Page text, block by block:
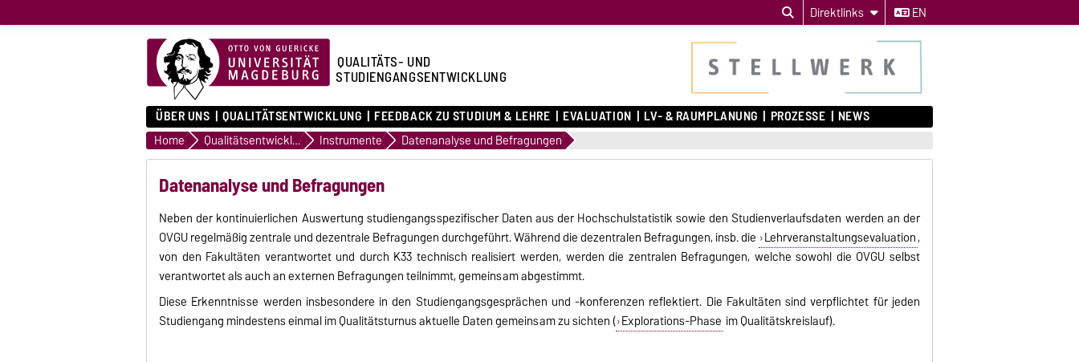
Direktlinks EN
QUALITÄTS- UND
STUDIENGANGSENTWICKLUNG
ÜBER UNS QUALITÄTSENTWICKLUNG FEEDBACK ZU STUDIUM & LEHRE EVALUATION LV- & RAUMPLANUNG PROZESSE NEWS
Home Qualitätsentwicklung Instrumente Datenanalyse und Befragungen
Datenanalyse und Befragungen
Neben der kontinuierlichen Auswertung studiengangsspezifischer Daten aus der Hochschulstatistik sowie den Studienverlaufsdaten werden an der
OVGU regelmäßig zentrale und dezentrale Befragungen durchgeführt. Während die dezentralen Befragungen, insb. die Lehrveranstaltungsevaluation,
von den Fakultäten verantwortet und durch K33 technisch realisiert werden, werden die zentralen Befragungen, welche sowohl die OVGU selbst
verantwortet als auch an externen Befragungen teilnimmt, gemeinsam abgestimmt.
Diese Erkenntnisse werden insbesondere in den Studiengangsgesprächen und -konferenzen reflektiert. Die Fakultäten sind verpflichtet für jeden
Studiengang mindestens einmal im Qualitätsturnus aktuelle Daten gemeinsam zu sichten ( Explorations-Phase im Qualitätskreislauf).